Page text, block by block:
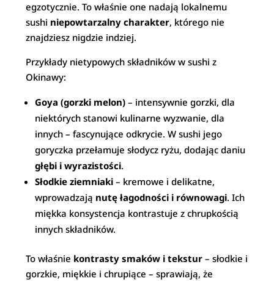
egzotycznie. To właśnie one nadają lokalnemu
sushi niepowtarzalny charakter, którego nie
znajdziesz nigdzie indziej.
Przykłady nietypowych składników w sushi z
Okinawy:
Goya (gorzki melon) – intensywnie gorzki, dla
niektórych stanowi kulinarne wyzwanie, dla
innych – fascynujące odkrycie. W sushi jego
goryczka przełamuje słodycz ryżu, dodając daniu
głębi i wyrazistości.
Słodkie ziemniaki – kremowe i delikatne,
wprowadzają nutę łagodności i równowagi. Ich
miękka konsystencja kontrastuje z chrupkością
innych składników.
To właśnie kontrasty smaków i tekstur – słodkie i
gorzkie, miękkie i chrupiące – sprawiają, że